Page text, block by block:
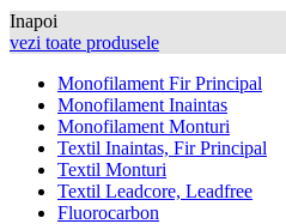
Inapoi
vezi toate produsele
Monofilament Fir Principal
Monofilament Inaintas
Monofilament Monturi
Textil Inaintas, Fir Principal
Textil Monturi
Textil Leadcore, Leadfree
Fluorocarbon